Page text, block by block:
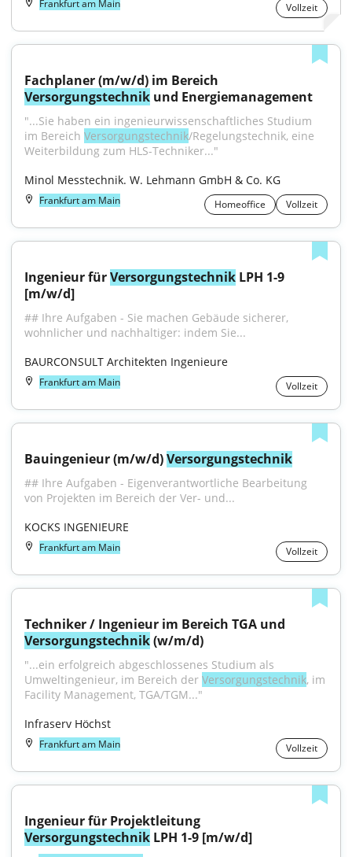
Frankfurt am Main Vollzeit
Versorgungstechnik und Energiemanagement
"...Sie haben ein ingenieurwissenschaftliches Studium
im Bereich Versorgungstechnik/Regelungstechnik, eine
Weiterbildung zum HLS-Techniker..."
Minol Messtechnik. W. Lehmann GmbH & Co. KG
Frankfurt am Main Homeoffice Vollzeit
Ingenieur für Versorgungstechnik LPH 1-9
[m/w/d]
## Ihre Aufgaben - Sie machen Gebäude sicherer,
wohnlicher und nachhaltiger: indem Sie...
BAURCONSULT Architekten Ingenieure
Frankfurt am Main Vollzeit
Bauingenieur (m/w/d) Versorgungstechnik
## Ihre Aufgaben - Eigenverantwortliche Bearbeitung
von Projekten im Bereich der Ver- und...
KOCKS INGENIEURE
Frankfurt am Main Vollzeit
Versorgungstechnik (w/m/d)
"...ein erfolgreich abgeschlossenes Studium als
Umweltingenieur, im Bereich der Versorgungstechnik, im
Facility Management, TGA/TGM..."
Infraserv Höchst
Frankfurt am Main Vollzeit
Versorgungstechnik LPH 1-9 [m/w/d]